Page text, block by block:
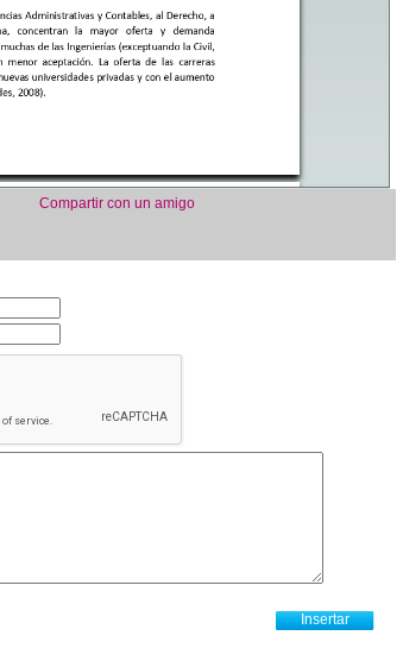
Compartir con un amigo